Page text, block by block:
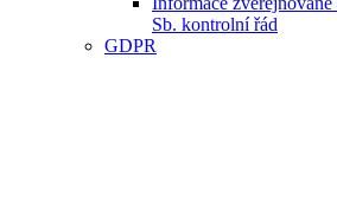
Sb. kontrolní řád
GDPR